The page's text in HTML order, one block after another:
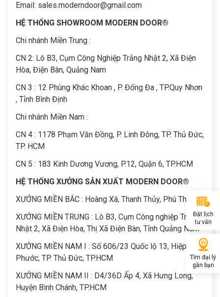
Email: sales.moderndoor@gmail.com
HỆ THỐNG SHOWROOM MODERN DOOR®
Chi nhánh Miền Trung :
CN 2: Lô B3, Cụm Công Nghiệp Trảng Nhật 2, Xã Điện
Hòa, Điện Bàn, Quảng Nam
CN 3 : 12 Phùng Khác Khoan , P. Đống Đa , TP.Quy Nhơn
, Tỉnh Bình Định
Chi nhánh Miền Nam :
CN 4 : 1178 Phạm Văn Đồng, P. Linh Đông, TP. Thủ Đức,
TP. HCM
CN 5 : 183 Kinh Dương Vương, P.12, Quận 6, TP.HCM
HỆ THỐNG XƯỞNG SẢN XUẤT MODERN DOOR®
XƯỞNG MIỀN BẮC : Hoàng Xá, Thanh Thủy, Phú Thọ
XƯỞNG MIỀN TRUNG : Lô B3, Cụm Công nghiệp Trảng
Nhật 2, Xã Điện Hòa, Thị Xã Điện Bàn, Tỉnh Quảng Nam
XƯỞNG MIỀN NAM I : Số 606/23 Quốc lộ 13, Hiệp Bình
Phước, TP. Thủ Đức, TP.HCM
XƯỞNG MIỀN NAM II : D4/36D Ấp 4, Xã Hưng Long,
Huyện Bình Chánh, TP.HCM
Đặt lịch
tư vấn
Tìm đại lý
gần bạn